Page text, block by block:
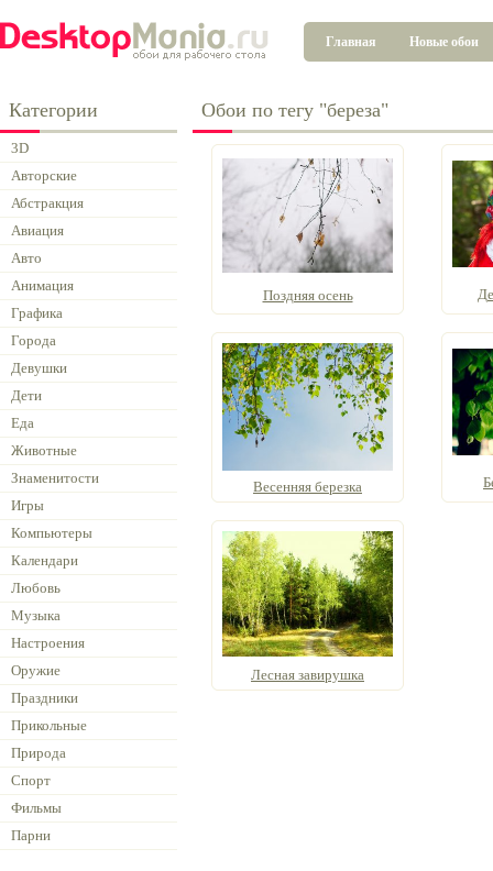
Главная Новые обои
Категории
3D
Авторские
Абстракция
Авиация
Авто
Анимация
Графика
Города
Девушки
Дети
Еда
Животные
Знаменитости
Игры
Компьютеры
Календари
Любовь
Музыка
Настроения
Оружие
Праздники
Прикольные
Природа
Спорт
Фильмы
Парни
Обои по тегу "береза"
Поздняя осень
Весенняя березка
Лесная завирушка